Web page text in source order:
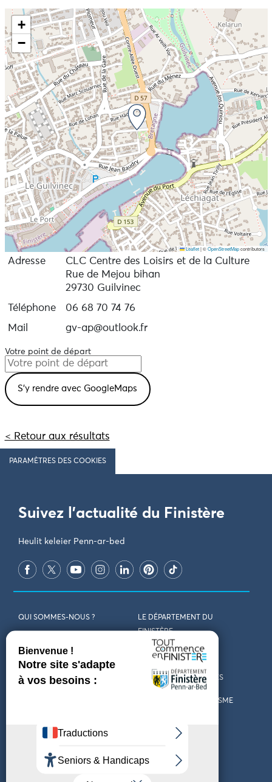
+
−
Leaflet |©OpenStreetMapcontributors
Adresse
CLC Centre des Loisirs et de la Culture
Rue de Mejou bihan
29730 Guilvinec
Téléphone
06 68 70 74 76
Mail
gv-ap@outlook.fr
Votre point de départ
< Retour aux résultats
PARAMÈTRES DES COOKIES
Suivez l'actualité du Finistère
Heulit keleier Penn-ar-bed
QUI SOMMES-NOUS ?
LE DÉPARTEMENT DU
FINISTÈRE
REJOIGNEZ-NOUS VENIR EN FINISTÈRE
CONTACT CARTES ET BROCHURES
LES OFFICES DE TOURISME
D’ACCESSIBILITÉ